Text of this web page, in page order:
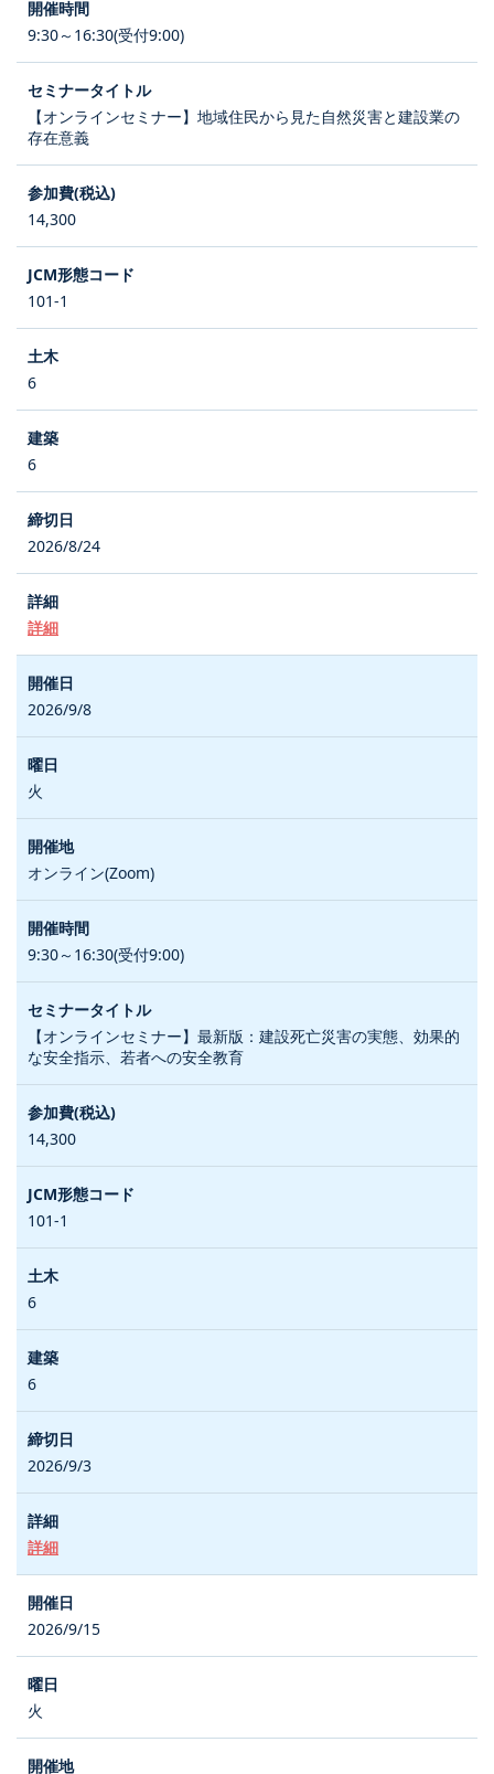
9:30～16:30(受付9:00)
【オンラインセミナー】地域住民から見た自然災害と建設業の
存在意義
14,300
101-1
6
6
2026/8/24
詳細
2026/9/8
火
オンライン(Zoom)
9:30～16:30(受付9:00)
【オンラインセミナー】最新版：建設死亡災害の実態、効果的
な安全指示、若者への安全教育
14,300
101-1
6
6
2026/9/3
詳細
2026/9/15
火